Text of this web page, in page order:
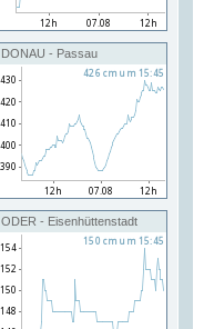
DONAU - Passau
ODER - Eisenhüttenstadt